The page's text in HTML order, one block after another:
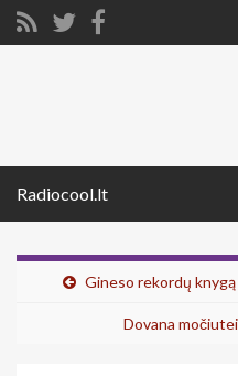
Radiocool.lt
Gineso rekordų
Dovana